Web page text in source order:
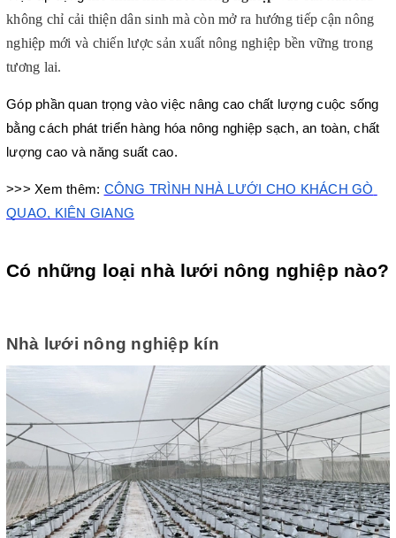
không chỉ cải thiện dân sinh mà còn mở ra hướng tiếp cận nông
nghiệp mới và chiến lược sản xuất nông nghiệp bền vững trong
tương lai.
Góp phần quan trọng vào việc nâng cao chất lượng cuộc sống
bằng cách phát triển hàng hóa nông nghiệp sạch, an toàn, chất
lượng cao và năng suất cao.
>>> Xem thêm: CÔNG TRÌNH NHÀ LƯỚI CHO KHÁCH GÒ
QUAO, KIÊN GIANG
Có những loại nhà lưới nông nghiệp nào?
Nhà lưới nông nghiệp kín